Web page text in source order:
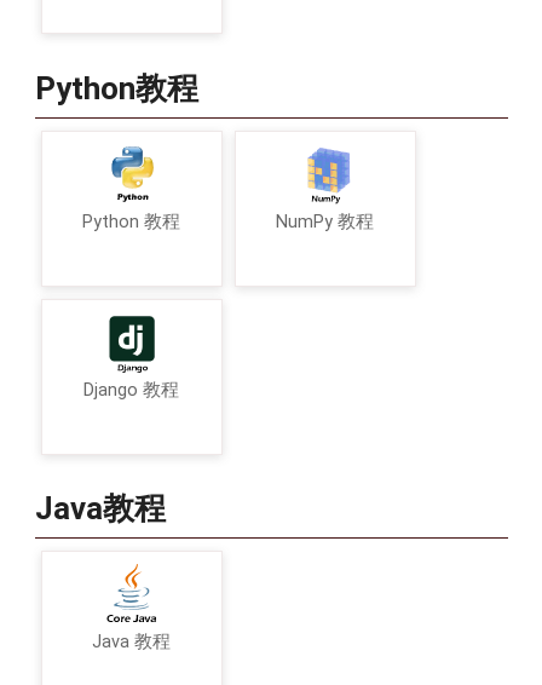
Python教程
Python 教程 NumPy 教程
Django 教程
Java教程
Java 教程